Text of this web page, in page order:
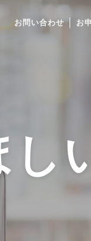
お問い合わせ お
し